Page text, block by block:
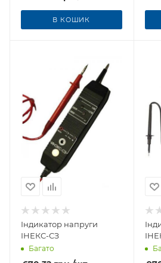
В КОШИК
Індикатор напруги
ІНЕКС-СЗ
Багато